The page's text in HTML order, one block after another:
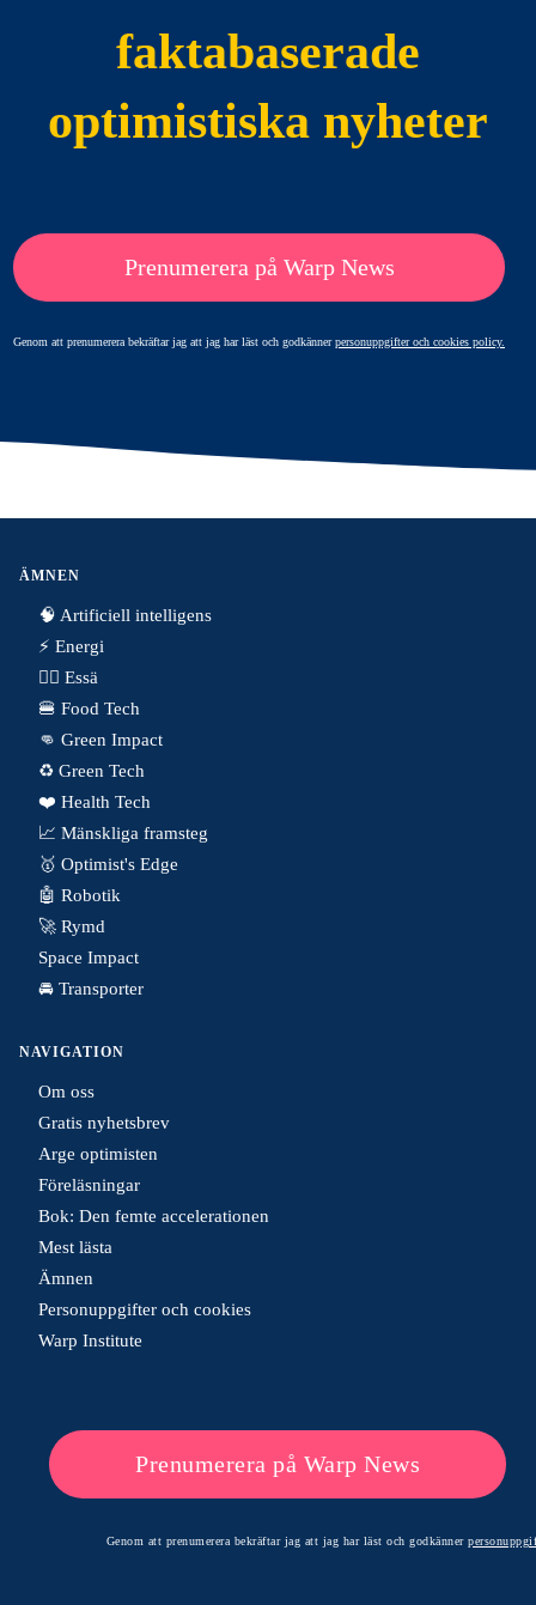
faktabaserade
optimistiska nyheter
Prenumerera på Warp News
Genom att prenumerera bekräftar jag att jag har läst och godkännerpersonuppgifter och cookies policy.
ÄMNEN
🧠 Artificiell intelligens
⚡️ Energi
✍🏼 Essä
🍔 Food Tech
👊 Green Impact
♻️ Green Tech
❤️ Health Tech
📈 Mänskliga framsteg
🥇 Optimist's Edge
🤖 Robotik
🚀 Rymd
Space Impact
🚘 Transporter
NAVIGATION
Om oss
Gratis nyhetsbrev
Arge optimisten
Föreläsningar
Bok: Den femte accelerationen
Mest lästa
Ämnen
Personuppgifter och cookies
Warp Institute
Prenumerera på Warp News
Genom att prenumerera bekräftar jag att jag har läst och godkänner